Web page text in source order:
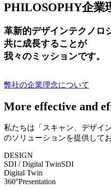
PHILOSOPHY企業
革新的デザインテクノロ
共に成長することが
我々のミッションです。
弊社の企業理念について
More effective and
私たちは「スキャン、デザイ
のソリューションを提供して
DESIGN
SDI / Digital TwinSDI
Digital Twin
360°Presentation